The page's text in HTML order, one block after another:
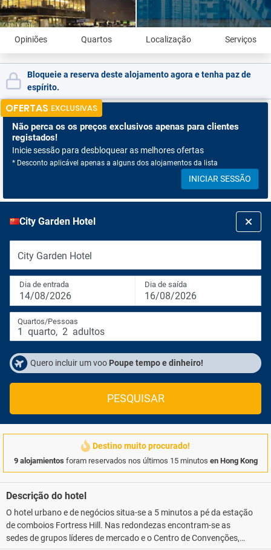
Opiniões Quartos Localização Serviços
Bloqueie a reserva deste alojamento agora e tenha paz de
espírito.
OFERTAS EXCLUSIVAS
Não perca os os preços exclusivos apenas para clientes
registados!
Inicie sessão para desbloquear as melhores ofertas
* Desconto aplicável apenas a alguns dos alojamentos da lista
INICIAR SESSÃO
City Garden Hotel
City Garden Hotel
Dia de entrada
14/08/2026
Dia de saída
16/08/2026
Quartos/Pessoas
1 quarto, 2 adultos
Quero incluir um voo Poupe tempo e dinheiro!
PESQUISAR
Destino muito procurado!
9 alojamientos foram reservados nos últimos 15 minutos en Hong Kong
Descrição do hotel
O hotel urbano e de negócios situa-se a 5 minutos a pé da estação
de comboios Fortress Hill. Nas redondezas encontram-se as
sedes de grupos líderes de mercado e o Centro de Convenções,